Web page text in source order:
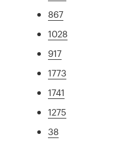
867
1028
917
1773
1741
1275
38